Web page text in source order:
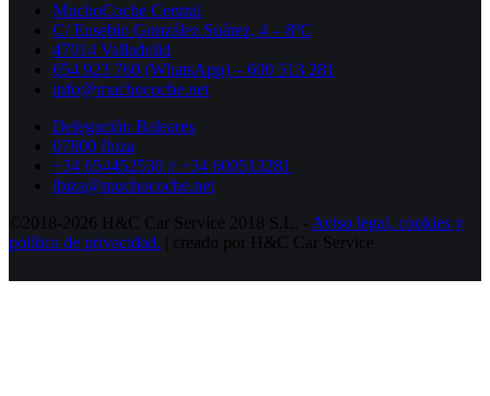
MuchoCoche Central
C/ Eusebio González Suárez, 4 – 8ºC
47014 Valladolid
654 923 760 (WhatsApp) – 600 513 281
info@muchocoche.net
Delegación Baleares
07800 Ibiza
+34 654452530 // +34 600513281
ibiza@muchocoche.net
©2018-2026 H&C Car Service 2018 S.L. - Aviso legal, cookies y
política de privacidad. | creado por H&C Car Service